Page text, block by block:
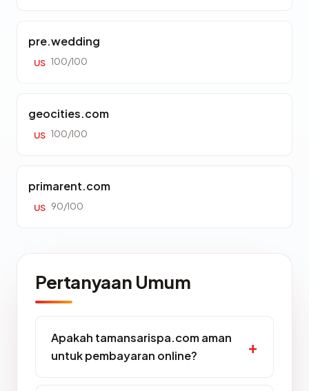
pre.wedding
US 100/100
geocities.com
US 100/100
primarent.com
US 90/100
Pertanyaan Umum
Apakah tamansarispa.com aman
untuk pembayaran online?